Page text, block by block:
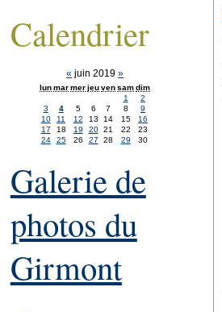
Calendrier
« juin 2019»
lunmarmerjeuvensamdim
1
2
3
4 5 6 7 8
9
10
11 12 13 14 15
16
17
18 19 20 21 22
23
24
25 26 27 28 29 30
Galerie de
photos du
Girmont